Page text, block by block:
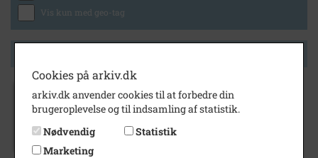
Vis kun med geo-tag
1986
Erna og Kai Frandsen Bredalsparken på
deres altan.
Cookies på arkiv.dk
arkiv.dk anvender cookies til at forbedre din
brugeroplevelse og til indsamling af statistik.
Nødvendig
Statistik
Marketing